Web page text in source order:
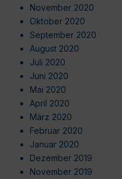
November 2020
Oktober 2020
September 2020
August 2020
Juli 2020
Juni 2020
Mai 2020
April 2020
März 2020
Februar 2020
Januar 2020
Dezember 2019
November 2019